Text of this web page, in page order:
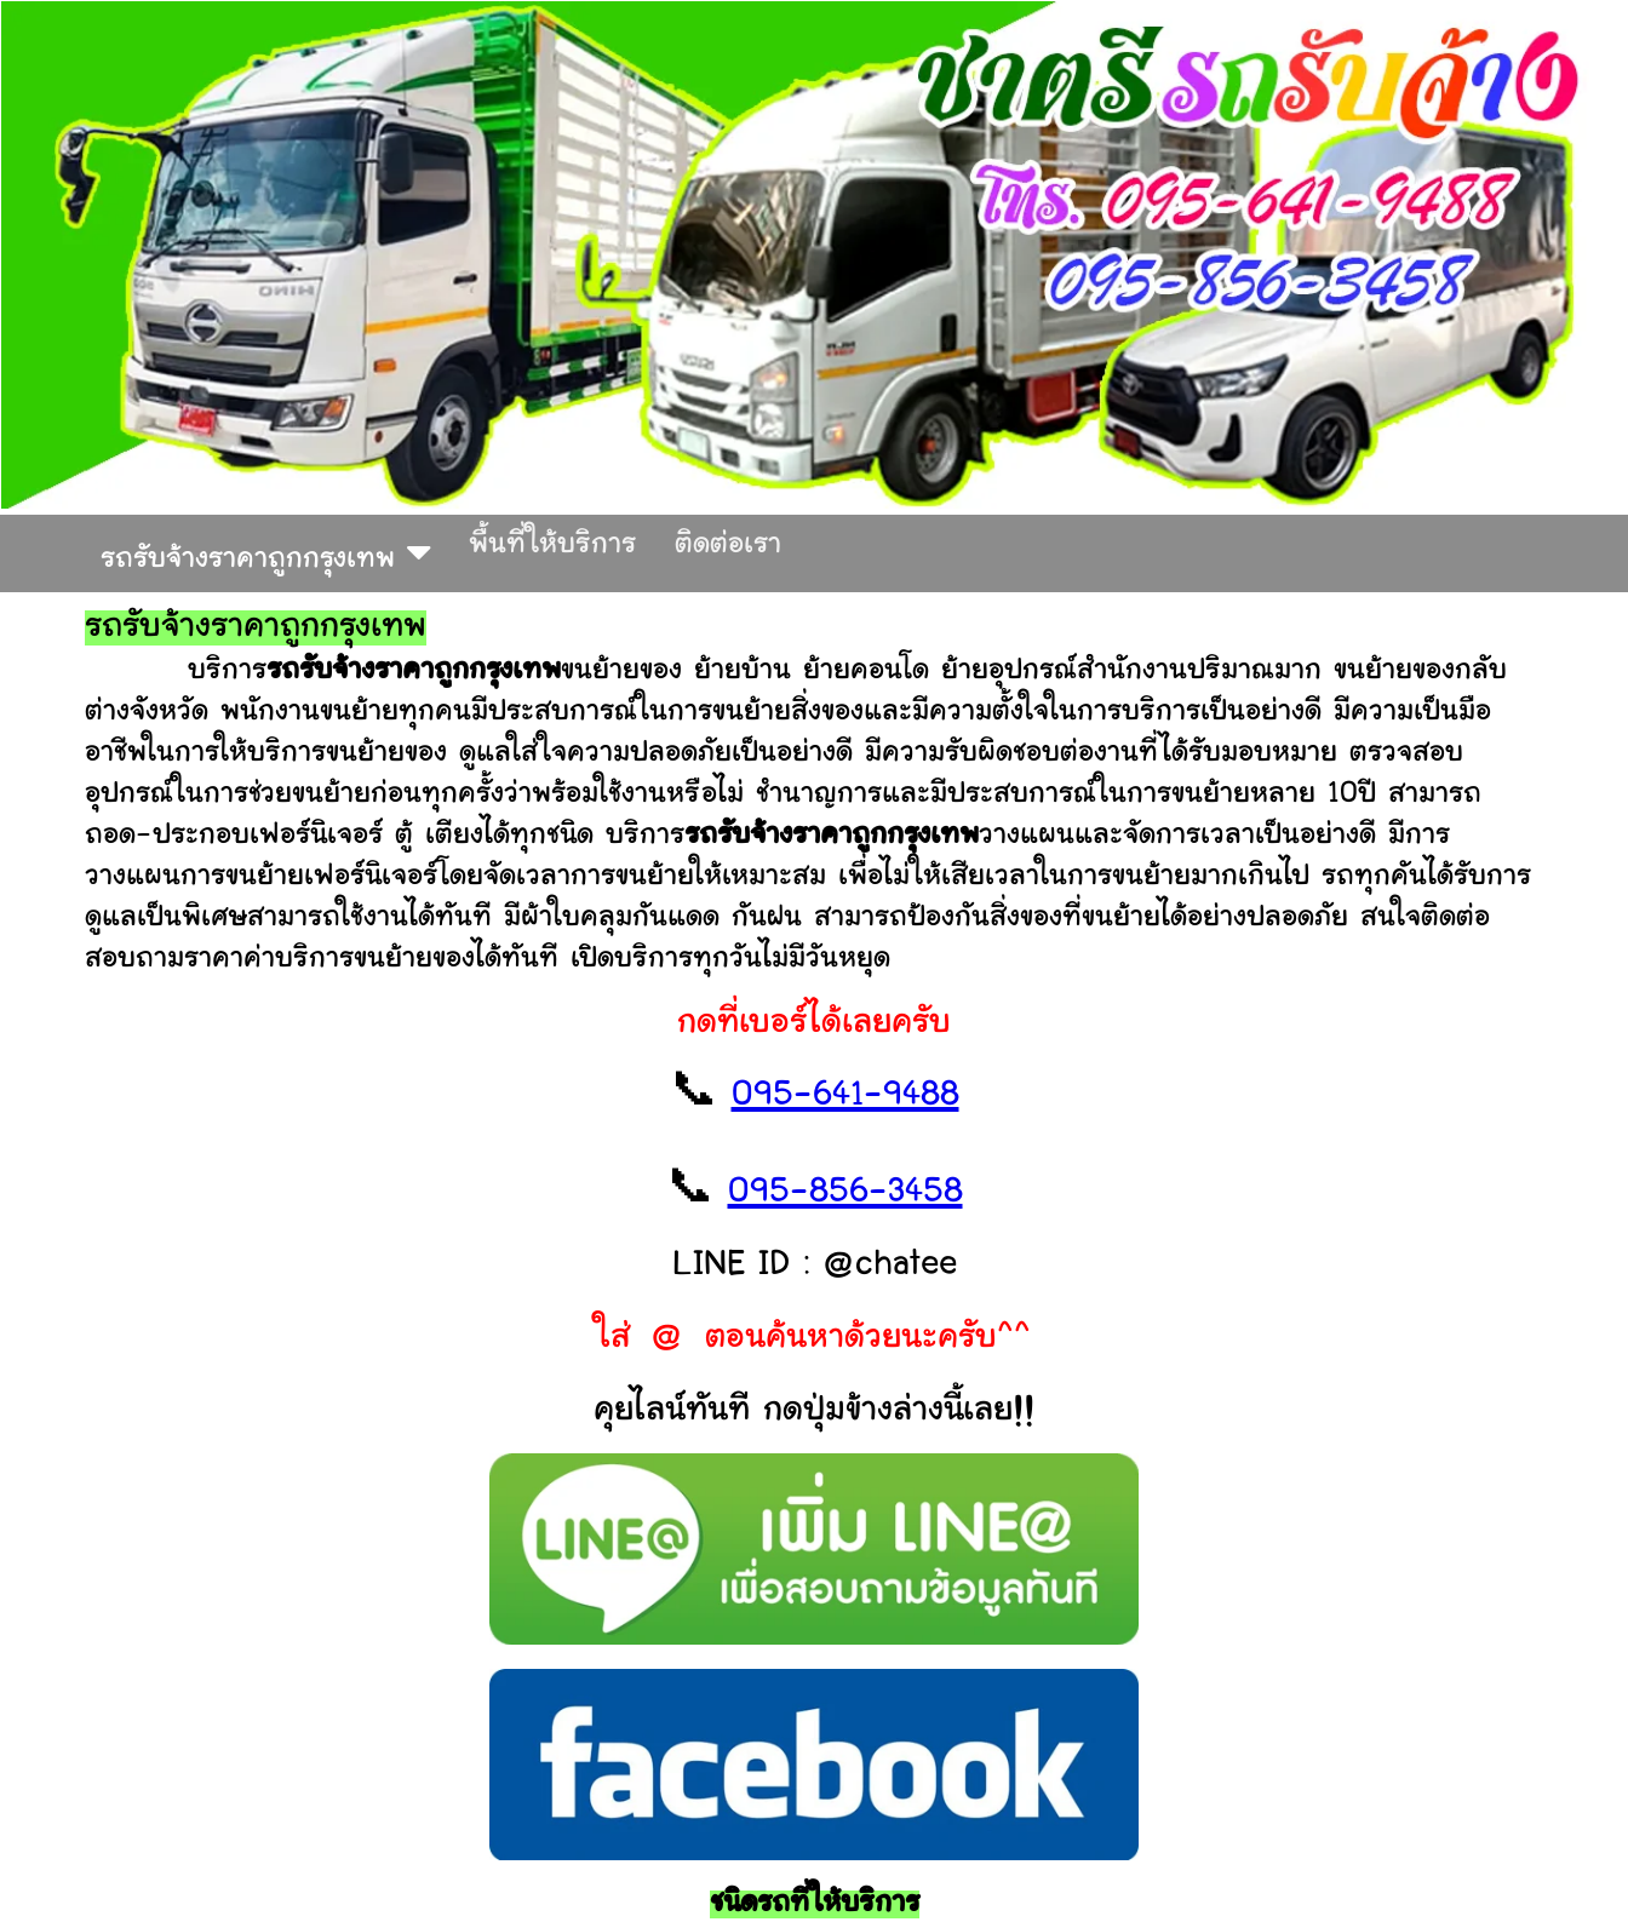
รถรับจ้างราคาถูกกรุงเทพ
พื้นที่ให้บริการ ติดต่อเรา
รถรับจ้างราคาถูกกรุงเทพ
บริการรถรับจ้างราคาถูกกรุงเทพขนย้ายของ ย้ายบ้าน ย้ายคอนโด ย้ายอุปกรณ์สำนักงานปริมาณมาก ขนย้ายของกลับ
ต่างจังหวัด พนักงานขนย้ายทุกคนมีประสบการณ์ในการขนย้ายสิ่งของและมีความตั้งใจในการบริการเป็นอย่างดี มีความเป็นมือ
อาชีพในการให้บริการขนย้ายของ ดูแลใส่ใจความปลอดภัยเป็นอย่างดี มีความรับผิดชอบต่องานที่ได้รับมอบหมาย ตรวจสอบ
อุปกรณ์ในการช่วยขนย้ายก่อนทุกครั้งว่าพร้อมใช้งานหรือไม่ ชำนาญการและมีประสบการณ์ในการขนย้ายหลาย 10ปี สามารถ
ถอด-ประกอบเฟอร์นิเจอร์ ตู้ เตียงได้ทุกชนิด บริการรถรับจ้างราคาถูกกรุงเทพวางแผนและจัดการเวลาเป็นอย่างดี มีการ
วางแผนการขนย้ายเฟอร์นิเจอร์โดยจัดเวลาการขนย้ายให้เหมาะสม เพื่อไม่ให้เสียเวลาในการขนย้ายมากเกินไป รถทุกคันได้รับการ
ดูแลเป็นพิเศษสามารถใช้งานได้ทันที มีผ้าใบคลุมกันแดด กันฝน สามารถป้องกันสิ่งของที่ขนย้ายได้อย่างปลอดภัย สนใจติดต่อ
สอบถามราคาค่าบริการขนย้ายของได้ทันที เปิดบริการทุกวันไม่มีวันหยุด
กดที่เบอร์ได้เลยครับ
📞 095-641-9488
📞 095-856-3458
LINE ID : @chatee
ใส่ @ ตอนค้นหาด้วยนะครับ^^
คุยไลน์ทันที กดปุ่มข้างล่างนี้เลย!!
ชนิดรถที่ให้บริการ